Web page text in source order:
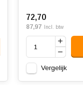
72,70
87,97 Incl. btw
Vergelijk